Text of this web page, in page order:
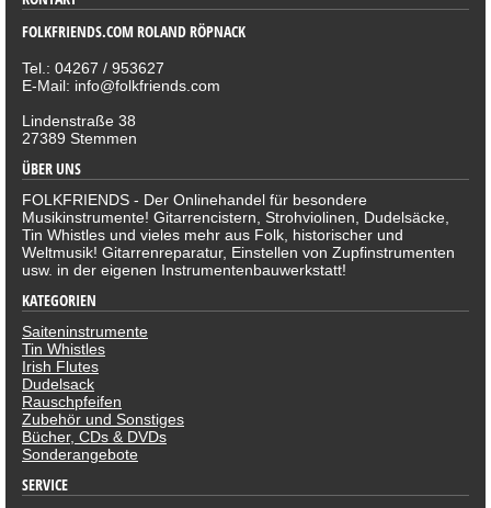
FOLKFRIENDS.COM ROLAND RÖPNACK
Tel.: 04267 / 953627
E-Mail: info@folkfriends.com
Lindenstraße 38
27389 Stemmen
ÜBER UNS
FOLKFRIENDS - Der Onlinehandel für besondere
Musikinstrumente! Gitarrencistern, Strohviolinen, Dudelsäcke,
Tin Whistles und vieles mehr aus Folk, historischer und
Weltmusik! Gitarrenreparatur, Einstellen von Zupfinstrumenten
usw. in der eigenen Instrumentenbauwerkstatt!
KATEGORIEN
Saiteninstrumente
Tin Whistles
Irish Flutes
Dudelsack
Rauschpfeifen
Zubehör und Sonstiges
Bücher, CDs & DVDs
Sonderangebote
SERVICE